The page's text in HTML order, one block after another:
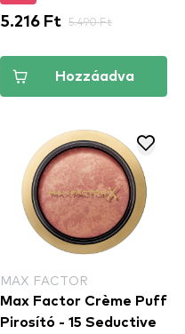
5.216 Ft 5.490 Ft
Hozzáadva
MAX FACTOR
Max Factor Crème Puff
Pirosító - 15 Seductive